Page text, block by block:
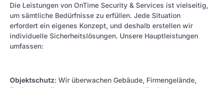
Die Leistungen von OnTime Security & Services ist vielseitig,
um sämtliche Bedürfnisse zu erfüllen. Jede Situation
erfordert ein eigenes Konzept, und deshalb erstellen wir
individuelle Sicherheitslösungen. Unsere Hauptleistungen
umfassen:
Objektschutz: Wir überwachen Gebäude, Firmengelände,